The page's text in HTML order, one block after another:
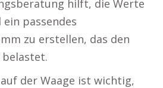
hilft, die Werte
passendes
zu erstellen, das den
der Waage ist wichtig,